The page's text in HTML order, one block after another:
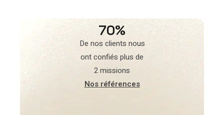
70%
De nos clients nous
ont confiés plus de
2 missions
Nos références